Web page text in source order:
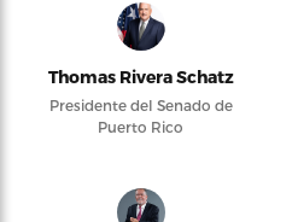
Thomas Rivera Schatz
Presidente del Senado de
Puerto Rico